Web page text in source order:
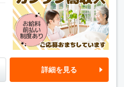
詳細を見る